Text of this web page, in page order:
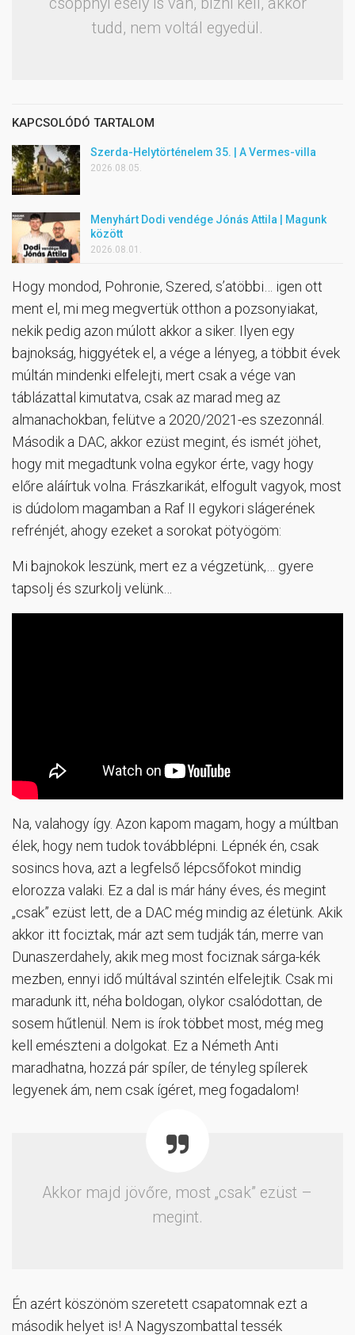
tudd, nem voltál egyedül.
KAPCSOLÓDÓ TARTALOM
Szerda-Helytörténelem 35. | A Vermes-villa
2026.08.05.
Menyhárt Dodi vendége Jónás Attila | Magunk
között
2026.08.01.
Hogy mondod, Pohronie, Szered, s’atöbbi… igen ott
ment el, mi meg megvertük otthon a pozsonyiakat,
nekik pedig azon múlott akkor a siker. Ilyen egy
bajnokság, higgyétek el, a vége a lényeg, a többit évek
múltán mindenki elfelejti, mert csak a vége van
táblázattal kimutatva, csak az marad meg az
almanachokban, felütve a 2020/2021-es szezonnál.
Második a DAC, akkor ezüst megint, és ismét jöhet,
hogy mit megadtunk volna egykor érte, vagy hogy
előre aláírtuk volna. Frászkarikát, elfogult vagyok, most
is dúdolom magamban a Raf II egykori slágerének
refrénjét, ahogy ezeket a sorokat pötyögöm:
Mi bajnokok leszünk, mert ez a végzetünk,… gyere
tapsolj és szurkolj velünk…
Na, valahogy így. Azon kapom magam, hogy a múltban
élek, hogy nem tudok továbblépni. Lépnék én, csak
sosincs hova, azt a legfelső lépcsőfokot mindig
elorozza valaki. Ez a dal is már hány éves, és megint
„csak” ezüst lett, de a DAC még mindig az életünk. Akik
akkor itt fociztak, már azt sem tudják tán, merre van
Dunaszerdahely, akik meg most fociznak sárga-kék
mezben, ennyi idő múltával szintén elfelejtik. Csak mi
maradunk itt, néha boldogan, olykor csalódottan, de
sosem hűtlenül. Nem is írok többet most, még meg
kell emészteni a dolgokat. Ez a Németh Anti
maradhatna, hozzá pár spíler, de tényleg spílerek
legyenek ám, nem csak ígéret, meg fogadalom!
Akkor majd jövőre, most „csak” ezüst –
megint.
Én azért köszönöm szeretett csapatomnak ezt a
második helyet is! A Nagyszombattal tessék